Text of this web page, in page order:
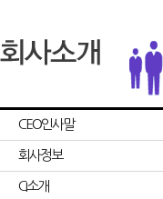
CEO인사말
회사정보
CI소개